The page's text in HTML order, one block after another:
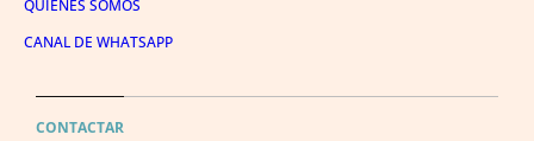
QUIÉNES SOMOS
CANAL DE WHATSAPP
CONTACTAR